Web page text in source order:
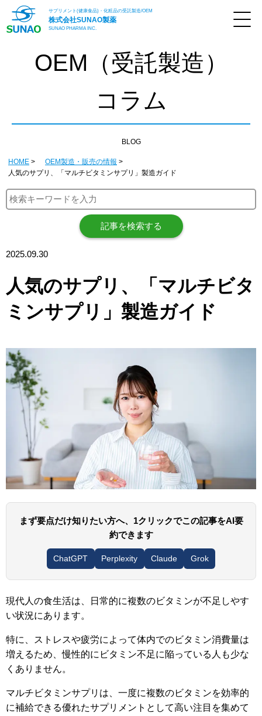
株式会社SUNAO製薬
サプリメント(健康食品)・化粧品の受託製造/OEM
SUNAO PHARMA INC.
OEM（受託製造）
コラム
BLOG
HOME
OEM製造・販売の情報
人気のサプリ、「マルチビタミンサプリ」製造ガイド
記事を検索する
2025.09.30
人気のサプリ、「マルチビタ
ミンサプリ」製造ガイド
まず要点だけ知りたい方へ、1クリックでこの記事をAI要
約できます
ChatGPT Perplexity Claude Grok
現代人の食生活は、日常的に複数のビタミンが不足しやす
い状況にあります。
特に、ストレスや疲労によって体内でのビタミン消費量は
増えるため、慢性的にビタミン不足に陥っている人も少な
くありません。
マルチビタミンサプリは、一度に複数のビタミンを効率的
に補給できる優れたサプリメントとして高い注目を集めて